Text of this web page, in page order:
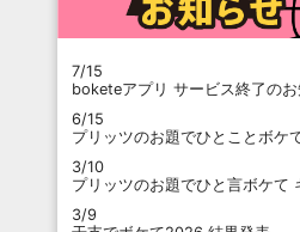
7/15
boketeアプリ サービス終了の
6/15
プリッツのお題でひとことボケ
3/10
プリッツのお題でひと言ボケて
3/9